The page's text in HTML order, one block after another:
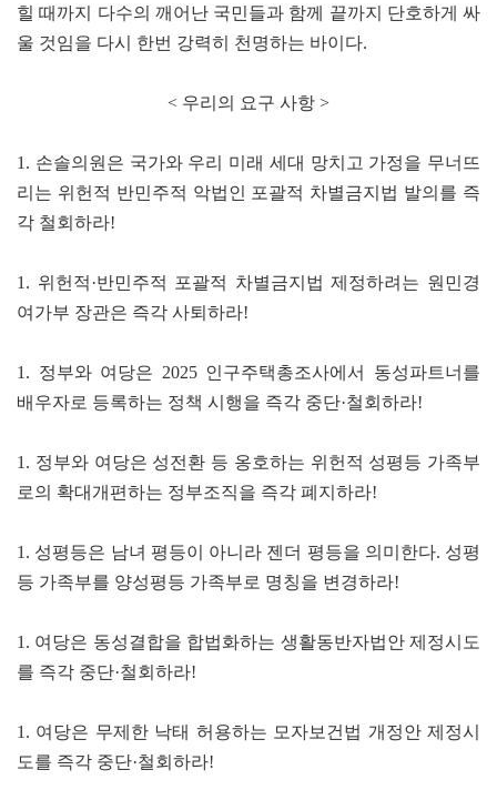
힐 때까지 다수의 깨어난 국민들과 함께 끝까지 단호하게 싸
울 것임을 다시 한번 강력히 천명하는 바이다.
< 우리의 요구 사항 >
1. 손솔의원은 국가와 우리 미래 세대 망치고 가정을 무너뜨
리는 위헌적 반민주적 악법인 포괄적 차별금지법 발의를 즉
각 철회하라!
1. 위헌적·반민주적 포괄적 차별금지법 제정하려는 원민경
여가부 장관은 즉각 사퇴하라!
1. 정부와 여당은 2025 인구주택총조사에서 동성파트너를
배우자로 등록하는 정책 시행을 즉각 중단·철회하라!
1. 정부와 여당은 성전환 등 옹호하는 위헌적 성평등 가족부
로의 확대개편하는 정부조직을 즉각 폐지하라!
1. 성평등은 남녀 평등이 아니라 젠더 평등을 의미한다. 성평
등 가족부를 양성평등 가족부로 명칭을 변경하라!
1. 여당은 동성결합을 합법화하는 생활동반자법안 제정시도
를 즉각 중단·철회하라!
1. 여당은 무제한 낙태 허용하는 모자보건법 개정안 제정시
도를 즉각 중단·철회하라!